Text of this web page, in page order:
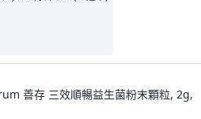
善存 三效順暢益生菌粉末顆粒, 2g,